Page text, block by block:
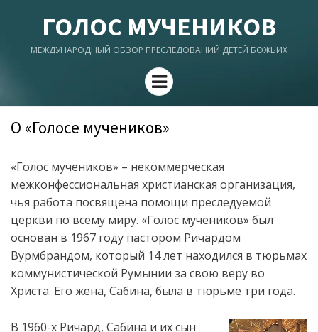
ГОЛОС МУЧЕНИКОВ
МЕЖДУНАРОДНЫЙ ОБЗОР ПРЕСЛЕДОВАНИЙ ДЕТЕЙ БОЖЬИХ
Menu
О «Голосе мучеников»
«Голос мучеников» – некоммерческая
межконфессиональная христианская организация,
чья работа посвящена помощи преследуемой
церкви по всему миру. «Голос мучеников» был
основан в 1967 году пастором Ричардом
Вурмбрандом, который 14 лет находился в тюрьмах
коммунистической Румынии за свою веру во
Христа. Его жена, Сабина, была в тюрьме три года.
В 1960-х Ричард, Сабина и их сын